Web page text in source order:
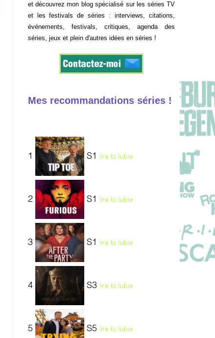
et découvrez mon blog spécialisé sur les séries TV
et les festivals de séries : interviews, citations,
événements, festivals, critiques, agenda des
séries, jeux et plein d'autres idées en séries !
Mes recommandations séries !
1 S1 lire la lubie
2 S1 lire la lubie
3 S1 lire la lubie
4 S3 lire la lubie
5 S5 lire la lubie